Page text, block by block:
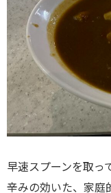
早速スプーンを取っ
辛みの効いた、家庭